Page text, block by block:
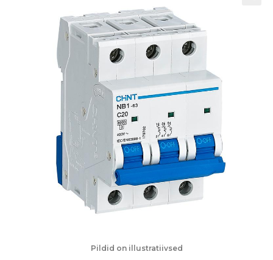
Pildid on illustratiivsed